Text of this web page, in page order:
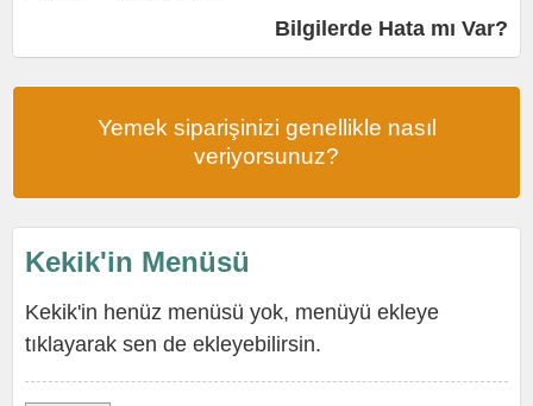
Bilgilerde Hata mı Var?
Yemek siparişinizi genellikle nasıl
veriyorsunuz?
Kekik'in Menüsü
Kekik'in henüz menüsü yok, menüyü ekleye
tıklayarak sen de ekleyebilirsin.